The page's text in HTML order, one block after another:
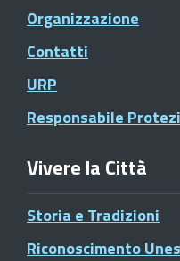
Organizzazione
Contatti
URP
Responsabile
Vivere la Città
Storia e Tradizioni
Riconoscimento